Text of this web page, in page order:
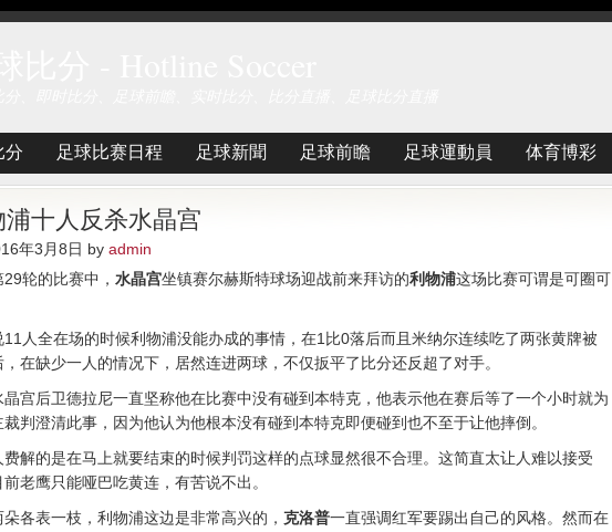
分 足球比赛日程 足球新聞 足球前瞻 足球運動員 体育博彩
十人反杀水晶宫
年3月8日 by admin
轮的比赛中， 水晶宫坐镇赛尔赫斯特球场迎战前来拜访的利物浦这场比赛可谓是可圈可
11人全在场的时候利物浦没能办成的事情，在1比0落后而且米纳尔连续吃了两张黄牌被
，在缺少一人的情况下，居然连进两球，不仅扳平了比分还反超了对手。
晶宫后卫德拉尼一直坚称他在比赛中没有碰到本特克，他表示他在赛后等了一个小时就为
裁判澄清此事，因为他认为他根本没有碰到本特克即便碰到也不至于让他摔倒。
费解的是在马上就要结束的时候判罚这样的点球显然很不合理。这简直太让人难以接受
前老鹰只能哑巴吃黄连，有苦说不出。
各表一枝，利物浦这边是非常高兴的， 克洛普一直强调红军要踢出自己的风格。然而在